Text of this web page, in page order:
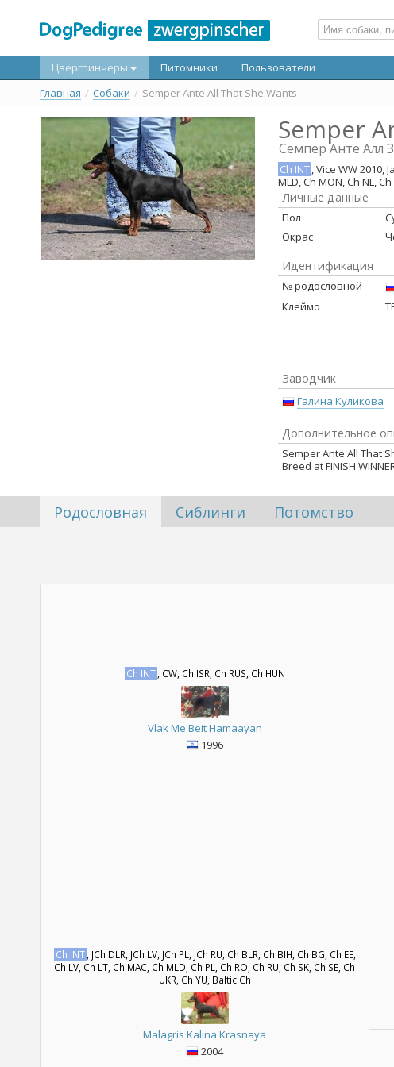
Цвергпинчеры Питомники Пользователи
Главная / Собаки / Semper Ante All That She Wants
Semper
Семпер Анте Алл
Ch INT, Vice WW 2010,
MLD, Ch MON, Ch NL,
Личные данные
Пол
Окрас
Идентификация
№ родословной
Клеймо
Заводчик
Галина Куликова
Дополнительное
Semper Ante All That
Breed at FINISH
Родословная Сиблинги Потомство
Ch INT , CW, Ch ISR, Ch RUS, Ch HUN
Vlak Me Beit Hamaayan
1996
Ch INT , JCh DLR, JCh LV, JCh PL, JCh RU, Ch BLR, Ch BIH, Ch BG, Ch EE,
Ch LV, Ch LT, Ch MAC, Ch MLD, Ch PL, Ch RO, Ch RU, Ch SK, Ch SE, Ch
UKR, Ch YU, Baltic Ch
Malagris Kalina Krasnaya
2004